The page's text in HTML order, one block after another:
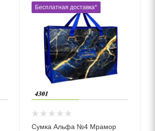
Бесплатная доставка*
Сумка Альфа №4 Мрамор